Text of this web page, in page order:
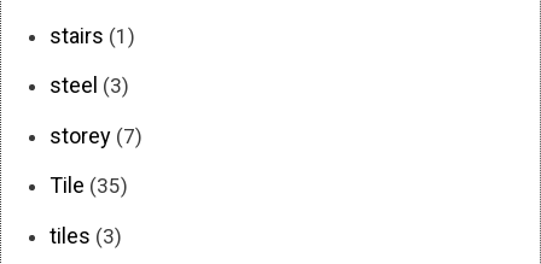
stairs (1)
steel (3)
storey (7)
Tile (35)
tiles (3)